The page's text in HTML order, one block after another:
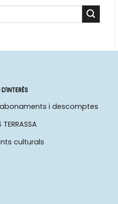
i descomptes
culturals